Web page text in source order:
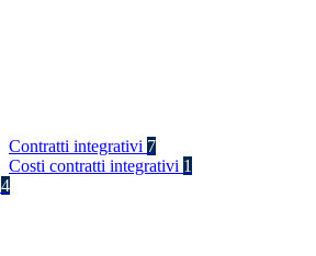
Contratti integrativi 7
Costi contratti integrativi 1
4